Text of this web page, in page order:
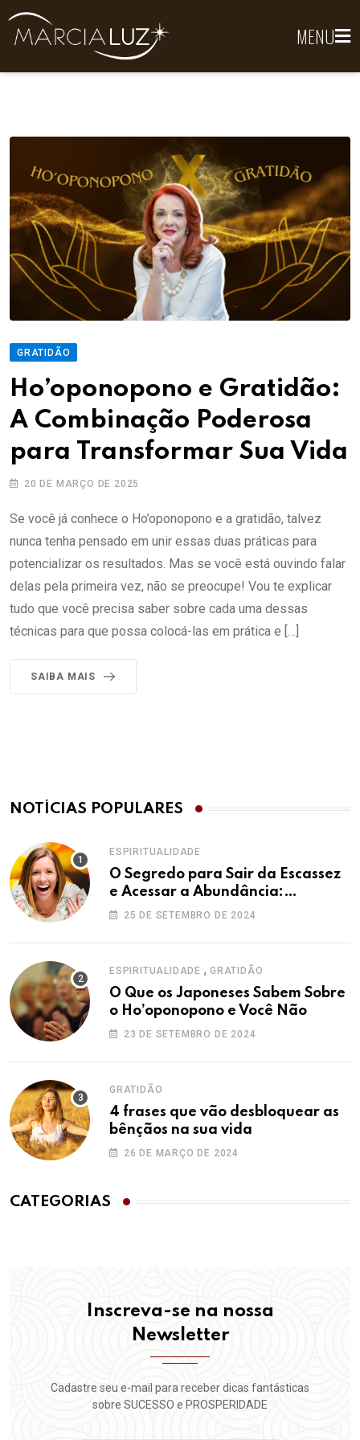
MENU
GRATIDÃO
Ho’oponopono e Gratidão:
A Combinação Poderosa
para Transformar Sua Vida
20 DE MARÇO DE 2025
Se você já conhece o Ho’oponopono e a gratidão, talvez
nunca tenha pensado em unir essas duas práticas para
potencializar os resultados. Mas se você está ouvindo falar
delas pela primeira vez, não se preocupe! Vou te explicar
tudo que você precisa saber sobre cada uma dessas
técnicas para que possa colocá-las em prática e […]
SAIBA MAIS
NOTÍCIAS POPULARES
ESPIRITUALIDADE
O Segredo para Sair da Escassez
e Acessar a Abundância:
Ho’oponopono pela Prosperidade
25 DE SETEMBRO DE 2024
ESPIRITUALIDADE , GRATIDÃO
O Que os Japoneses Sabem Sobre
o Ho’oponopono e Você Não
23 DE SETEMBRO DE 2024
GRATIDÃO
4 frases que vão desbloquear as
bênçãos na sua vida
26 DE MARÇO DE 2024
CATEGORIAS
Inscreva-se na nossa
Newsletter
Cadastre seu e-mail para receber dicas fantásticas
sobre SUCESSO e PROSPERIDADE